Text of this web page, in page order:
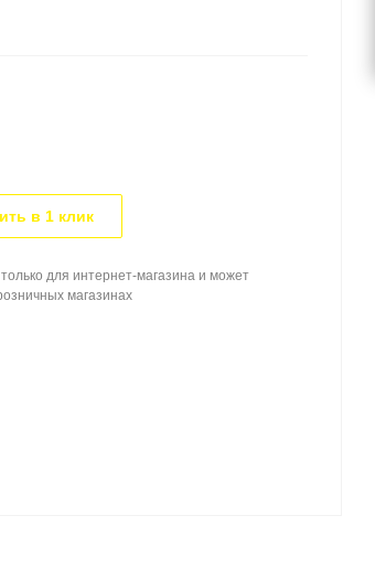
в 1 клик
для интернет-магазина и может
магазинах